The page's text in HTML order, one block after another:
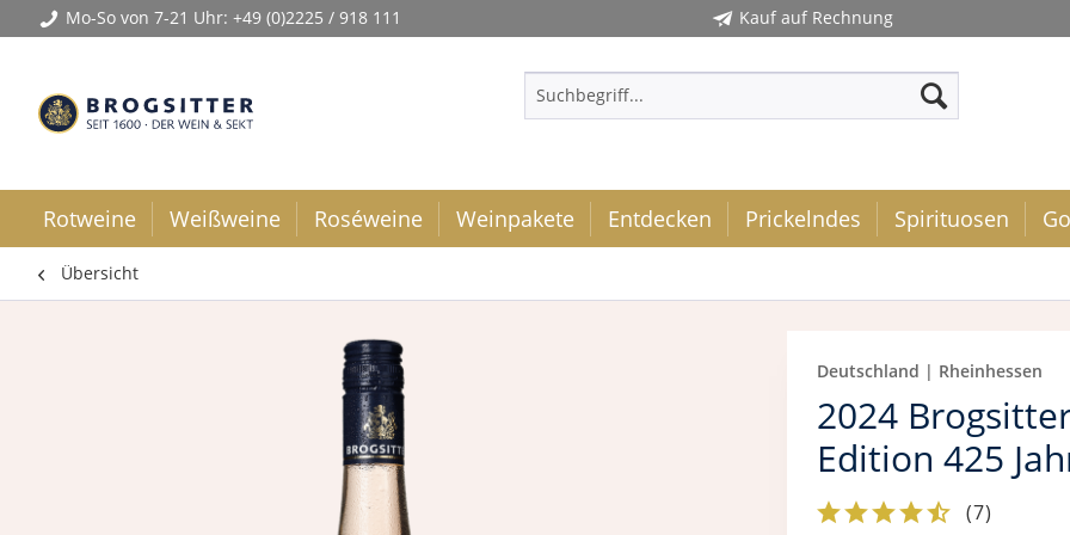
Mo-So von 7-21 Uhr: +49 (0)2225 / 918 111 Kauf auf Rechnung
Rotweine Weißweine Roséweine Weinpakete Entdecken Prickelndes Spirituosen
Übersicht
Deutschland | Rheinhessen
2024
Edition 425
(7)